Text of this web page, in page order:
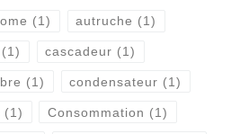
(1) autruche (1)
(1) cascadeur (1)
(1) condensateur (1)
(1) Consommation (1)